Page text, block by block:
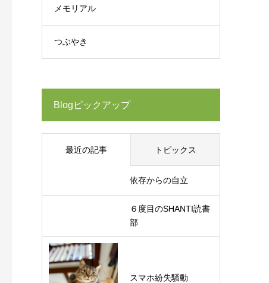
メモリアル
つぶやき
Blogピックアップ
最近の記事 トピックス
依存からの自立
６度目のSHANTI読書
部
スマホ紛失騒動